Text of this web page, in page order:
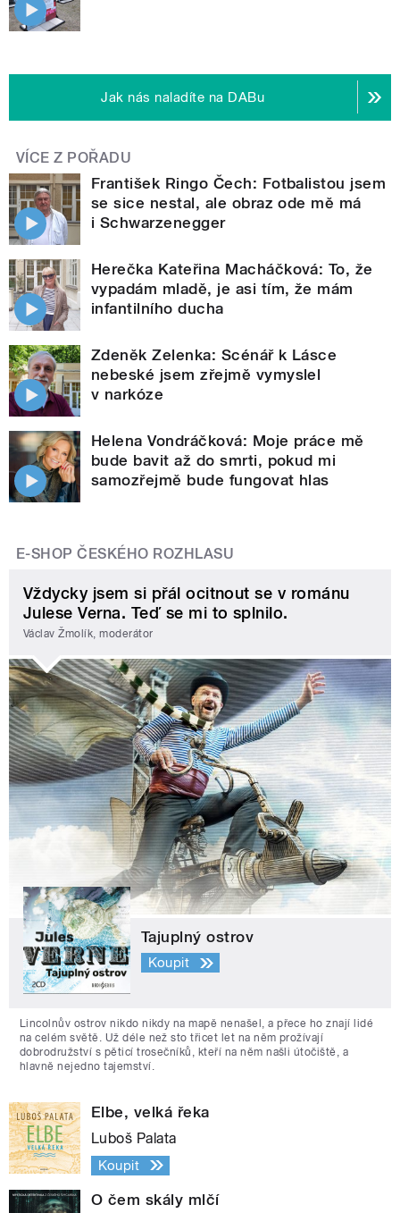
Jak nás naladíte na DABu
VÍCE Z POŘADU
František Ringo Čech: Fotbalistou jsem
se sice nestal, ale obraz ode mě má
i Schwarzenegger
Herečka Kateřina Macháčková: To, že
vypadám mladě, je asi tím, že mám
infantilního ducha
Zdeněk Zelenka: Scénář k Lásce
nebeské jsem zřejmě vymyslel
v narkóze
Helena Vondráčková: Moje práce mě
bude bavit až do smrti, pokud mi
samozřejmě bude fungovat hlas
E-SHOP ČESKÉHO ROZHLASU
Vždycky jsem si přál ocitnout se v románu
Julese Verna. Teď se mi to splnilo.
Václav Žmolík, moderátor
Tajuplný ostrov
Koupit
Lincolnův ostrov nikdo nikdy na mapě nenašel, a přece ho znají lidé
na celém světě. Už déle než sto třicet let na něm prožívají
dobrodružství s pěticí trosečníků, kteří na něm našli útočiště, a
hlavně nejedno tajemství.
Elbe, velká řeka
Luboš Palata
Koupit
O čem skály mlčí